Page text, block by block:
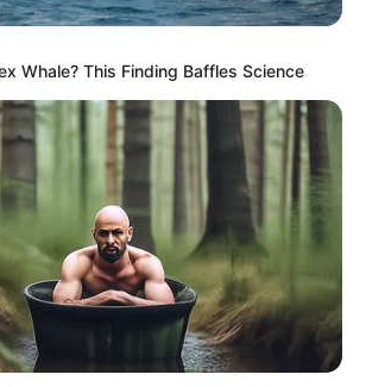
gagnant au
actuellement au pronostic du
Pour rester informé, suivez
lesstatistiquesréalisées d’après la
hippique que vous propose Le
également parmi tous ces
professionnels, celui qui vous
pronostics pour les jeux du
Whale? This Finding Baffles Science